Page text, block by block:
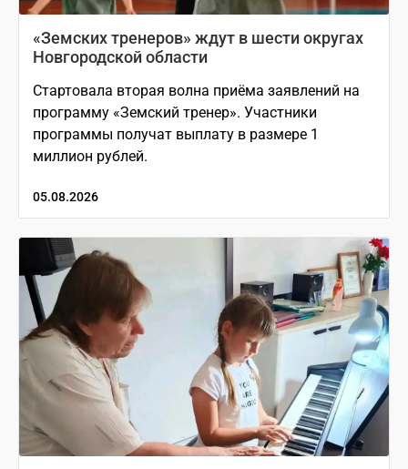
«Земских тренеров» ждут в шести округах
Новгородской области
Стартовала вторая волна приёма заявлений на
программу «Земский тренер». Участники
программы получат выплату в размере 1
миллион рублей.
05.08.2026